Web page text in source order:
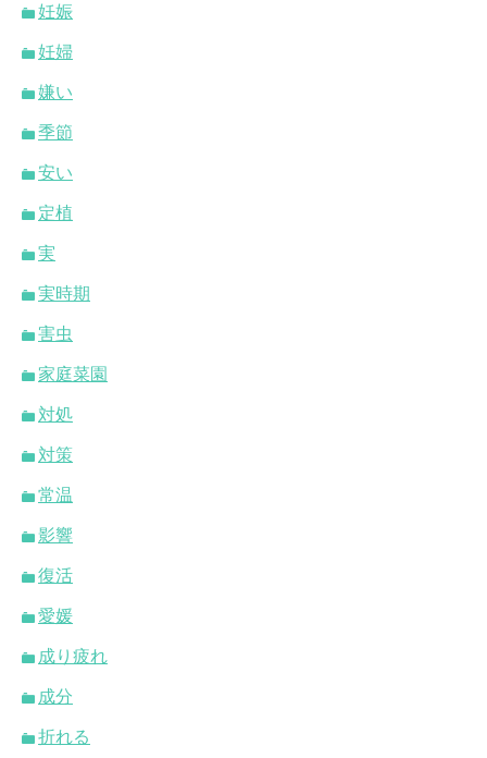
妊娠
妊婦
嫌い
季節
安い
定植
実
実時期
害虫
家庭菜園
対処
対策
常温
影響
復活
愛媛
成り疲れ
成分
折れる